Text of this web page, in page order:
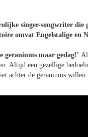
singer-songwriter
omvat Engelstalige en
geraniums maar gedag!'
Altijd een gezellige
achter de geraniums